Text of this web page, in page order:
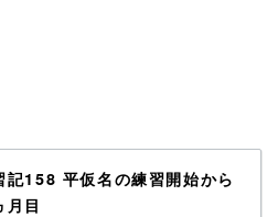
記158 平仮名の練習開始から
月目